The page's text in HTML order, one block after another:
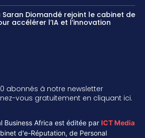
Saran Diomandé rejoint le cabinet de
accélérer l’IA et l’innovation
abonnés à notre newsletter
vous gratuitement en cliquant ici.
Business Africa est éditée par ICT Media
d'e-Réputation, de Personal